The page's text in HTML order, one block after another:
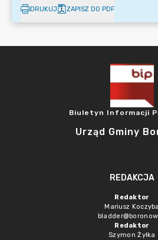
DRUKUJ ZAPISZ DO PDF
Biuletyn Informacji
Urząd Gminy
REDAKCJA
Redaktor
Mariusz Koczyba
Redaktor
Szymon Żyłka